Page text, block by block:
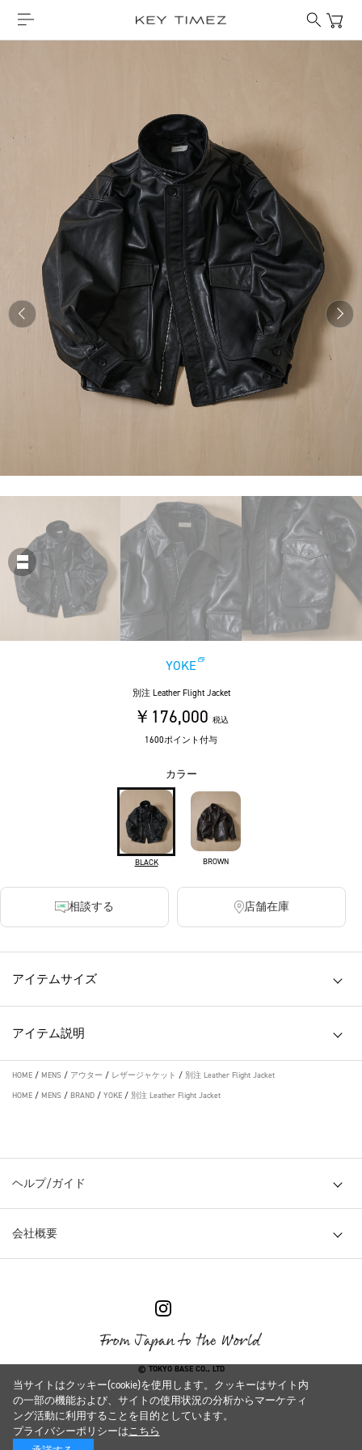
YOKE
別注 Leather Flight Jacket
￥176,000 税込
1600ポイント付与
カラー
BLACK BROWN
相談する 店舗在庫
アイテムサイズ
アイテム説明
HOME / MENS / アウター / レザージャケット / 別注 Leather Flight Jacket
HOME / MENS / BRAND / YOKE / 別注 Leather Flight Jacket
ヘルプ/ガイド
会社概要
© TOKYO BASE CO., LTD
当サイトはクッキー(cookie)を使用します。クッキーはサイト内
の一部の機能および、サイトの使用状況の分析からマーケティ
ング活動に利用することを目的としています。
プライバシーポリシーはこちら